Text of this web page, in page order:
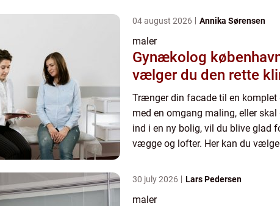
04 august 2026 Annika Sørensen
maler
Gynækolog københavn
vælger du den rette
Trænger din facade til en komplet
med en omgang maling, eller
ind i en ny bolig, vil du blive glad
vægge og lofter. Her kan du
30 july 2026 Lars Pedersen
maler